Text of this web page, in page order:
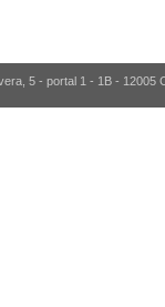
5 - portal 1 - 1B - 12005